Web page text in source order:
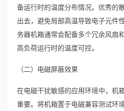
备运行时的温度分布情况。优秀的
出去，避免局部高温导致电子元件
务器机箱通常会配备多个冗余风扇
高负荷运行时的温度可控。
（二）电磁屏蔽效果
在电磁干扰敏感的应用环境中，机
重要。将机箱置于电磁兼容测试环